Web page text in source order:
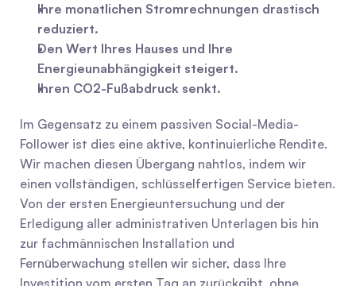
Ihre monatlichen Stromrechnungen drastisch
reduziert.
Den Wert Ihres Hauses und Ihre
Energieunabhängigkeit steigert.
Ihren CO2-Fußabdruck senkt.
Im Gegensatz zu einem passiven Social-Media-
Follower ist dies eine aktive, kontinuierliche Rendite.
Wir machen diesen Übergang nahtlos, indem wir
einen vollständigen, schlüsselfertigen Service bieten.
Von der ersten Energieuntersuchung und der
Erledigung aller administrativen Unterlagen bis hin
zur fachmännischen Installation und
Fernüberwachung stellen wir sicher, dass Ihre
Investition vom ersten Tag an zurückgibt, ohne